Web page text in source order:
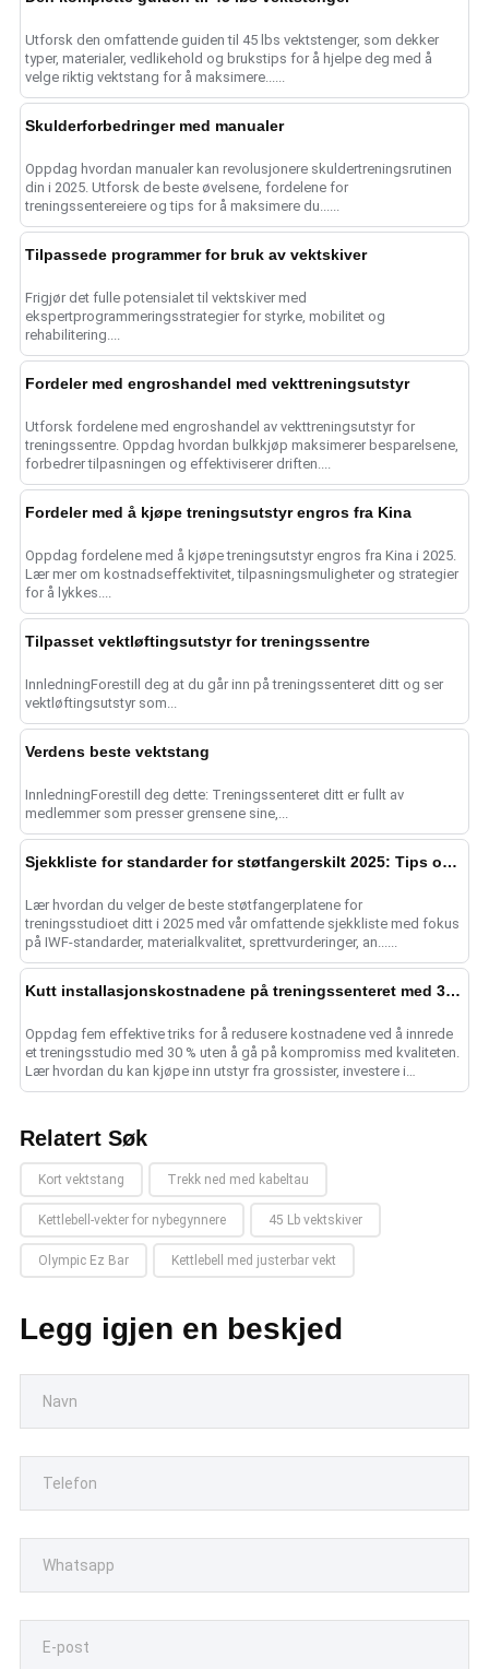
Utforsk den omfattende guiden til 45 lbs vektstenger, som dekker
typer, materialer, vedlikehold og brukstips for å hjelpe deg med å
velge riktig vektstang for å maksimere......
Skulderforbedringer med manualer
Oppdag hvordan manualer kan revolusjonere skuldertreningsrutinen
din i 2025. Utforsk de beste øvelsene, fordelene for
treningssentereiere og tips for å maksimere du......
Tilpassede programmer for bruk av vektskiver
Frigjør det fulle potensialet til vektskiver med
ekspertprogrammeringsstrategier for styrke, mobilitet og
rehabilitering....
Fordeler med engroshandel med vekttreningsutstyr
Utforsk fordelene med engroshandel av vekttreningsutstyr for
treningssentre. Oppdag hvordan bulkkjøp maksimerer besparelsene,
forbedrer tilpasningen og effektiviserer driften....
Fordeler med å kjøpe treningsutstyr engros fra Kina
Oppdag fordelene med å kjøpe treningsutstyr engros fra Kina i 2025.
Lær mer om kostnadseffektivitet, tilpasningsmuligheter og strategier
for å lykkes....
Tilpasset vektløftingsutstyr for treningssentre
InnledningForestill deg at du går inn på treningssenteret ditt og ser
vektløftingsutstyr som...
Verdens beste vektstang
InnledningForestill deg dette: Treningssenteret ditt er fullt av
medlemmer som presser grensene sine,...
Sjekkliste for standarder for støtfangerskilt 2025: Tips om kvalitet
Lær hvordan du velger de beste støtfangerplatene for
treningsstudioet ditt i 2025 med vår omfattende sjekkliste med fokus
på IWF-standarder, materialkvalitet, sprettvurderinger, an......
Kutt installasjonskostnadene på treningssenteret med 30 % med 5 utstyrshacks
Oppdag fem effektive triks for å redusere kostnadene ved å innrede
et treningsstudio med 30 % uten å gå på kompromiss med kvaliteten.
Lær hvordan du kan kjøpe inn utstyr fra grossister, investere i
multifunksjonelle ge......
Relatert Søk
Kort vektstang Trekk ned med kabeltau
Kettlebell-vekter for nybegynnere 45 Lb vektskiver
Olympic Ez Bar Kettlebell med justerbar vekt
Legg igjen en beskjed